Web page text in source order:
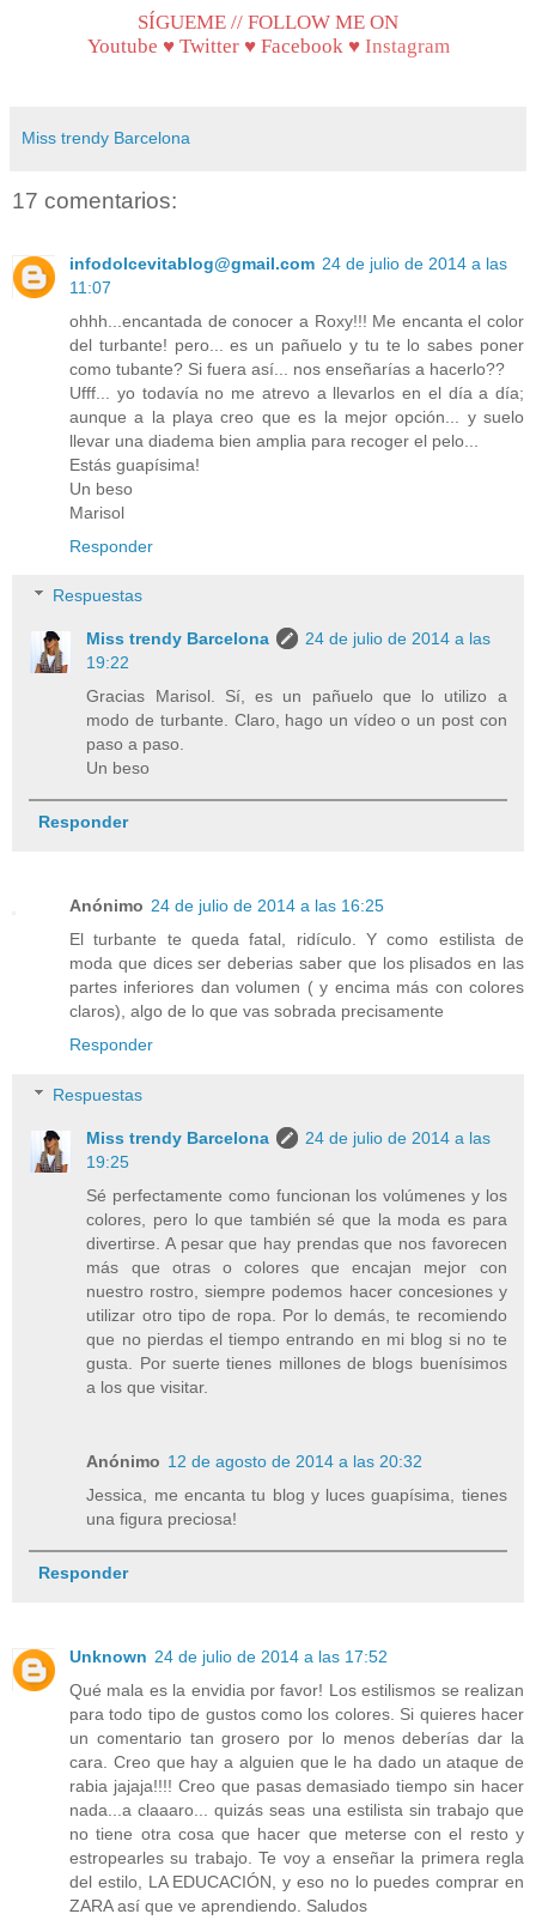
SÍGUEME // FOLLOW ME ON
Youtube ♥ Twitter ♥ Facebook ♥ Instagram
Miss trendy Barcelona
17 comentarios:
infodolcevitablog@gmail.com 24 de julio de 2014 a las
11:07
ohhh...encantada de conocer a Roxy!!! Me encanta el color
del turbante! pero... es un pañuelo y tu te lo sabes poner
como tubante? Si fuera así... nos enseñarías a hacerlo??
Ufff... yo todavía no me atrevo a llevarlos en el día a día;
aunque a la playa creo que es la mejor opción... y suelo
llevar una diadema bien amplia para recoger el pelo...
Estás guapísima!
Un beso
Marisol
Responder
Respuestas
Miss trendy Barcelona
24 de julio de 2014 a las
19:22
Gracias Marisol. Sí, es un pañuelo que lo utilizo a
modo de turbante. Claro, hago un vídeo o un post con
paso a paso.
Un beso
Responder
Anónimo 24 de julio de 2014 a las 16:25
El turbante te queda fatal, ridículo. Y como estilista de
moda que dices ser deberias saber que los plisados en las
partes inferiores dan volumen ( y encima más con colores
claros), algo de lo que vas sobrada precisamente
Responder
Respuestas
Miss trendy Barcelona
24 de julio de 2014 a las
19:25
Sé perfectamente como funcionan los volúmenes y los
colores, pero lo que también sé que la moda es para
divertirse. A pesar que hay prendas que nos favorecen
más que otras o colores que encajan mejor con
nuestro rostro, siempre podemos hacer concesiones y
utilizar otro tipo de ropa. Por lo demás, te recomiendo
que no pierdas el tiempo entrando en mi blog si no te
gusta. Por suerte tienes millones de blogs buenísimos
a los que visitar.
Anónimo 12 de agosto de 2014 a las 20:32
Jessica, me encanta tu blog y luces guapísima, tienes
una figura preciosa!
Responder
Unknown 24 de julio de 2014 a las 17:52
Qué mala es la envidia por favor! Los estilismos se realizan
para todo tipo de gustos como los colores. Si quieres hacer
un comentario tan grosero por lo menos deberías dar la
cara. Creo que hay a alguien que le ha dado un ataque de
rabia jajaja!!!! Creo que pasas demasiado tiempo sin hacer
nada...a claaaro... quizás seas una estilista sin trabajo que
no tiene otra cosa que hacer que meterse con el resto y
estropearles su trabajo. Te voy a enseñar la primera regla
del estilo, LA EDUCACIÓN, y eso no lo puedes comprar en
ZARA así que ve aprendiendo. Saludos